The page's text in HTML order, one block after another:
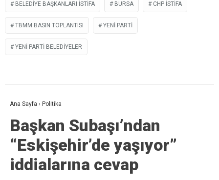
BELEDIYE BAŞKANLARI ISTIFA BURSA CHP ISTIFA
TBMM BASIN TOPLANTISI YENI PARTI
YENİ PARTI BELEDIYELER
Ana Sayfa › Politika
Başkan Subaşı’ndan
“Eskişehir’de yaşıyor”
iddialarına cevap